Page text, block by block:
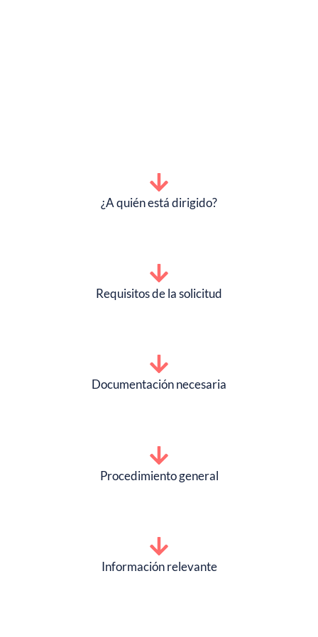
¿A quién está dirigido?
Requisitos de la solicitud
Documentación necesaria
Procedimiento general
Información relevante